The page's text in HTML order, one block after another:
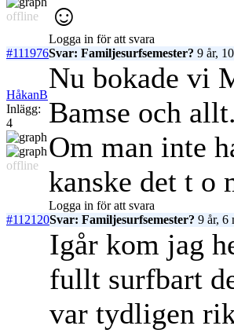
offline
☺
Logga in för att svara
#111976Svar: Familjesurfsemester? 9 år,
HåkanB
Inlägg:
4
offline
Nu bokade vi
Bamse och allt.
Om man inte
kanske det t o
Logga in för att svara
#112120Svar: Familjesurfsemester? 9 år, 6
Igår kom jag
fullt surfbart
var tydligen